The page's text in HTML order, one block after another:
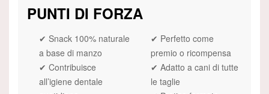
PUNTI DI FORZA
✔ Snack 100% naturale
a base di manzo
✔ Contribuisce
all’igiene dentale
✔ Perfetto come
premio o ricompensa
✔ Adatto a cani di tutte
le taglie